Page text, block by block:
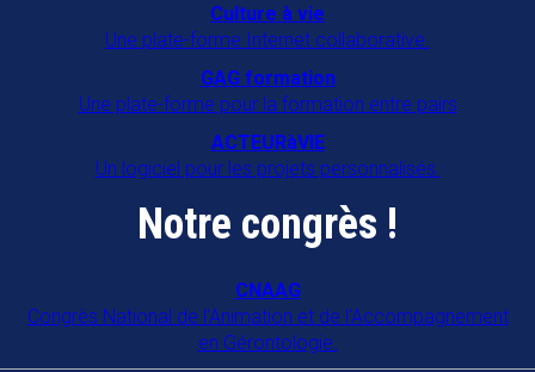
Culture à vie
Une plate-forme Internet collaborative.
GAG formation
Une plate-forme pour la formation entre pairs
ACTEURàVIE
Un logiciel pour les projets personnalisés.
Notre congrès !
CNAAG
Congrès National de l'Animation et de l'Accompagnement
en Gérontologie.